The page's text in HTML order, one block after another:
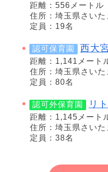
距離：556メートル
住所：埼玉県さい
定員：19名
認可保育園 西大
距離：1,141メート
住所：埼玉県さい
定員：80名
認可外保育園 リ
距離：1,145メート
住所：埼玉県さい
定員：38名